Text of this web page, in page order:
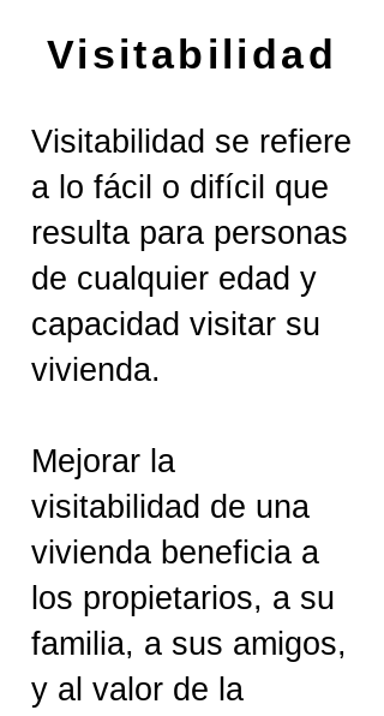
Visitabilidad
Visitabilidad se refiere
a lo fácil o difícil que
resulta para personas
de cualquier edad y
capacidad visitar su
vivienda.
Mejorar la
visitabilidad de una
vivienda beneficia a
los propietarios, a su
familia, a sus amigos,
y al valor de la